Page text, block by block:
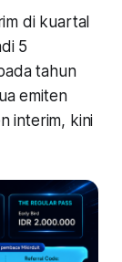
di kuartal
5
tahun
emiten
interim, kini